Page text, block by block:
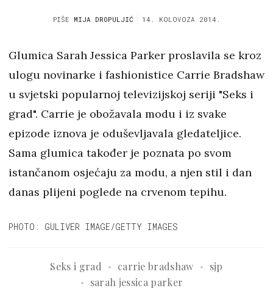
PIŠE MIJA DROPULJIĆ 14. KOLOVOZA 2014.
Glumica Sarah Jessica Parker proslavila se kroz
ulogu novinarke i fashionistice Carrie Bradshaw
u svjetski popularnoj televizijskoj seriji "Seks i
grad". Carrie je obožavala modu i iz svake
epizode iznova je oduševljavala gledateljice.
Sama glumica također je poznata po svom
istančanom osjećaju za modu, a njen stil i dan
danas plijeni poglede na crvenom tepihu.
PHOTO: GULIVER IMAGE/GETTY IMAGES
Seks i grad carrie bradshaw
sjp
sarah jessica parker